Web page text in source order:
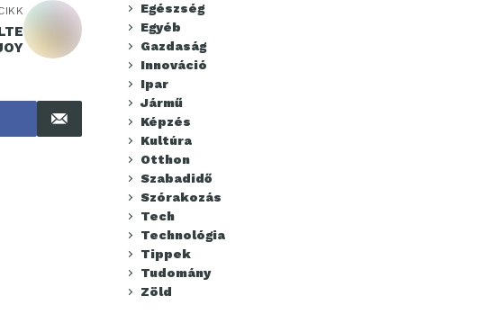
Egészség
Egyéb
Gazdaság
Innováció
Ipar
Jármű
Képzés
Kultúra
Otthon
Szabadidő
Szórakozás
Tech
Technológia
Tippek
Tudomány
Zöld